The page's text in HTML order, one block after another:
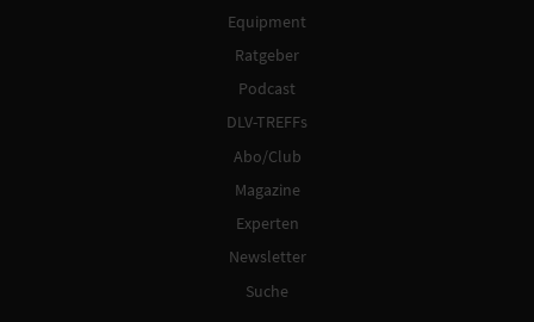
Equipment
Ratgeber
Podcast
DLV-TREFFs
Abo/Club
Magazine
Experten
Newsletter
Suche